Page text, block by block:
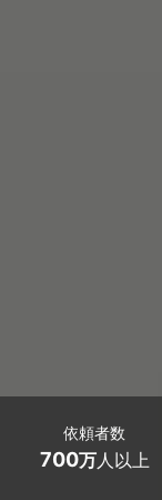
依頼者数
700万人以上